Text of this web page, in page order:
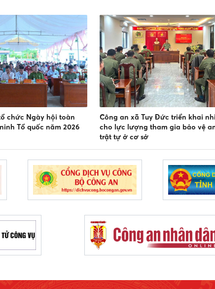
chức Ngày hội toàn
Tổ quốc năm 2026
Công an xã Tuy Đức triển khai
cho lực lượng tham gia bảo vệ
trật tự ở cơ sở